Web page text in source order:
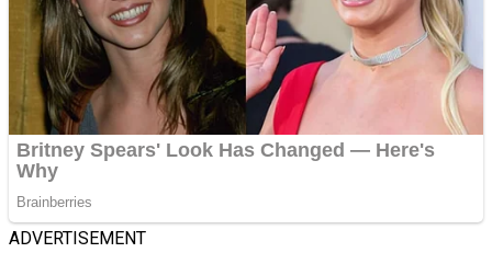
ADVERTISEMENT